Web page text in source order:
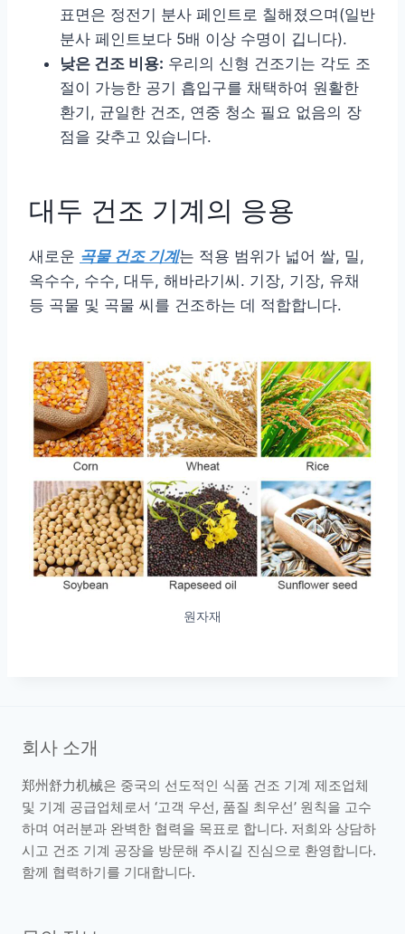
표면은 정전기 분사 페인트로 칠해졌으며(일반
분사 페인트보다 5배 이상 수명이 깁니다).
낮은 건조 비용: 우리의 신형 건조기는 각도 조
절이 가능한 공기 흡입구를 채택하여 원활한
환기, 균일한 건조, 연중 청소 필요 없음의 장
점을 갖추고 있습니다.
대두 건조 기계의 응용
새로운 곡물 건조 기계는 적용 범위가 넓어 쌀, 밀,
옥수수, 수수, 대두, 해바라기씨. 기장, 기장, 유채
등 곡물 및 곡물 씨를 건조하는 데 적합합니다.
원자재
회사 소개
郑州舒力机械은 중국의 선도적인 식품 건조 기계 제조업체
및 기계 공급업체로서 ‘고객 우선, 품질 최우선’ 원칙을 고수
하며 여러분과 완벽한 협력을 목표로 합니다. 저희와 상담하
시고 건조 기계 공장을 방문해 주시길 진심으로 환영합니다.
함께 협력하기를 기대합니다.